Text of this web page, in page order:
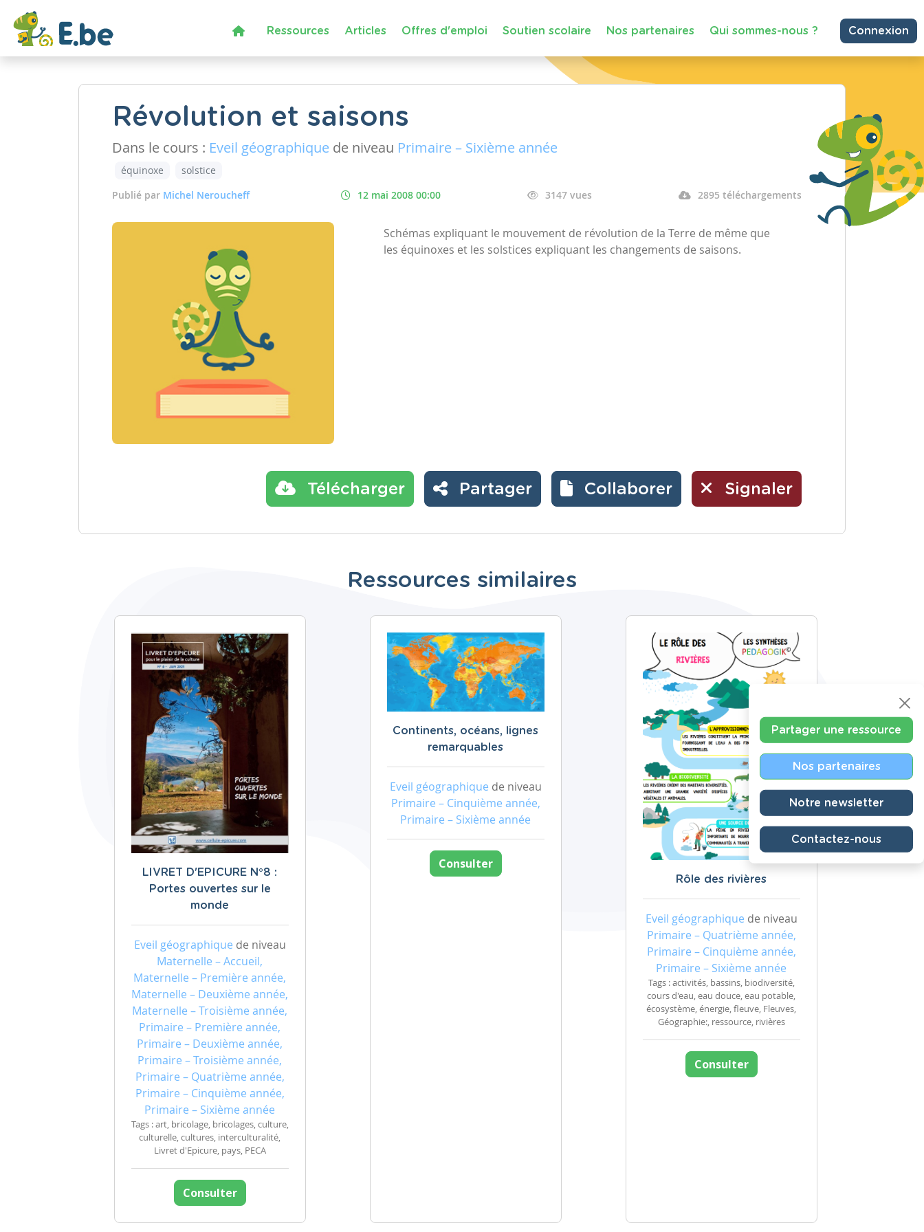
Ressources Articles Offres d'emploi Soutien scolaire Nos partenaires Qui sommes-nous ? Connexion
Révolution et saisons
Dans le cours : Eveil géographique de niveau Primaire – Sixième année
équinoxe
solstice
Publié par Michel Neroucheff 12 mai 2008 00:00 3147 vues 2895 téléchargements
Schémas expliquant le mouvement de révolution de la Terre de même que
les équinoxes et les solstices expliquant les changements de saisons.
Télécharger Partager Collaborer Signaler
Ressources similaires
LIVRET D'EPICURE N°8 :
Portes ouvertes sur le
monde
Eveil géographique de niveau
Maternelle – Accueil,
Maternelle – Première année,
Maternelle – Deuxième année,
Maternelle – Troisième année,
Primaire – Première année,
Primaire – Deuxième année,
Primaire – Troisième année,
Primaire – Quatrième année,
Primaire – Cinquième année,
Primaire – Sixième année
Tags : art, bricolage, bricolages, culture,
culturelle, cultures, interculturalité,
Livret d'Epicure, pays, PECA
Consulter
Continents, océans, lignes
remarquables
Eveil géographique de niveau
Primaire – Cinquième année,
Primaire – Sixième année
Consulter
Rôle des rivières
Eveil géographique de niveau
Primaire – Quatrième année,
Primaire – Cinquième année,
Primaire – Sixième année
Tags : activités, bassins, biodiversité,
cours d'eau, eau douce, eau potable,
écosystème, énergie, fleuve, Fleuves,
Géographie:, ressource, rivières
Consulter
Partager une ressource
Nos partenaires
Notre newsletter
Contactez-nous